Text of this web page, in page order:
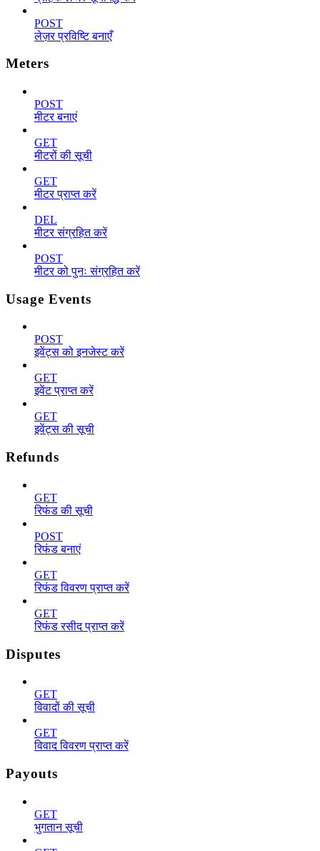
POST
लेज़र प्रविष्टि बनाएँ
Meters
POST
मीटर बनाएं
GET
मीटरों की सूची
GET
मीटर प्राप्त करें
DEL
मीटर संग्रहित करें
POST
मीटर को पुनः संग्रहित करें
Usage Events
POST
इवेंट्स को इनजेस्ट करें
GET
इवेंट प्राप्त करें
GET
इवेंट्स की सूची
Refunds
GET
रिफंड की सूची
POST
रिफंड बनाएं
GET
रिफंड विवरण प्राप्त करें
GET
रिफंड रसीद प्राप्त करें
Disputes
GET
विवादों की सूची
GET
विवाद विवरण प्राप्त करें
Payouts
GET
भुगतान सूची